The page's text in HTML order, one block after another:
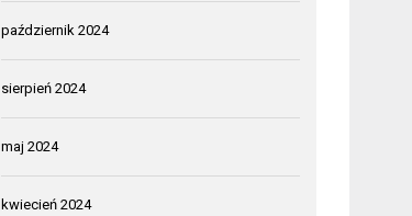
październik 2024
sierpień 2024
maj 2024
kwiecień 2024